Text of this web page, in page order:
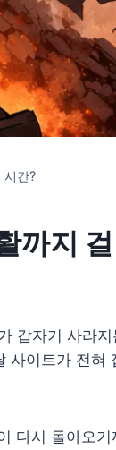
시간?
까지
갑자기 사라
이트가 전혀
다시 돌아오